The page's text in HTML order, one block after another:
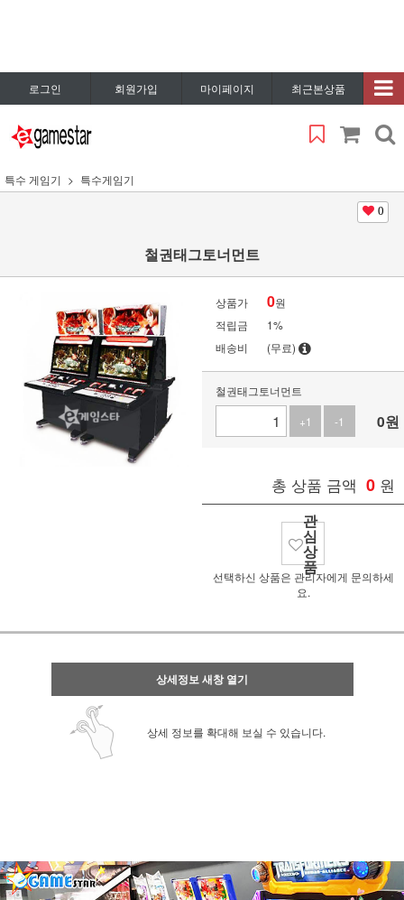
로그인 회원가입 마이페이지 최근본상품
특수 게임기 특수게임기
0
철권태그토너먼트
상품가 0원
적립금
1%
배송비
(무료)
철권태그토너먼트
+1
-1 0원
총 상품 금액 0 원
관
심
상
품
선택하신 상품은 관리자에게 문의하세
요.
상세정보 새창 열기
상세 정보를 확대해 보실 수 있습니다.